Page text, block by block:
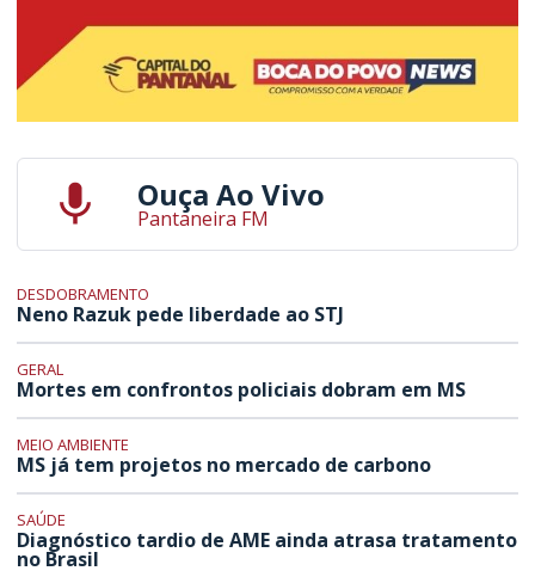
Ouça Ao Vivo
Pantaneira FM
DESDOBRAMENTO
Neno Razuk pede liberdade ao STJ
GERAL
Mortes em confrontos policiais dobram em MS
MEIO AMBIENTE
MS já tem projetos no mercado de carbono
SAÚDE
Diagnóstico tardio de AME ainda atrasa tratamento
no Brasil